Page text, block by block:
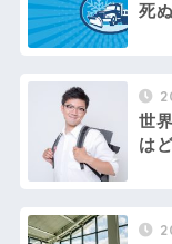
死
世
は